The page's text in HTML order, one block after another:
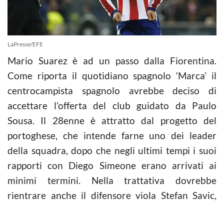
LaPresse/EFE
Mario Suarez è ad un passo dalla Fiorentina.
Come riporta il quotidiano spagnolo ‘Marca’ il
centrocampista spagnolo avrebbe deciso di
accettare l’offerta del club guidato da Paulo
Sousa. Il 28enne è attratto dal progetto del
portoghese, che intende farne uno dei leader
della squadra, dopo che negli ultimi tempi i suoi
rapporti con Diego Simeone erano arrivati ai
minimi termini. Nella trattativa dovrebbe
rientrare anche il difensore viola Stefan Savic,